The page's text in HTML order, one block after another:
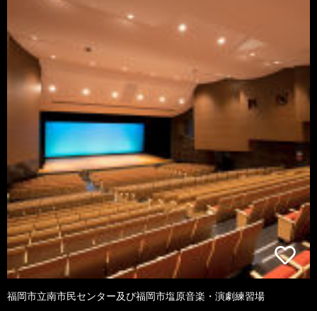
福岡市立南市民センター及び福岡市塩原音楽・演劇練習場